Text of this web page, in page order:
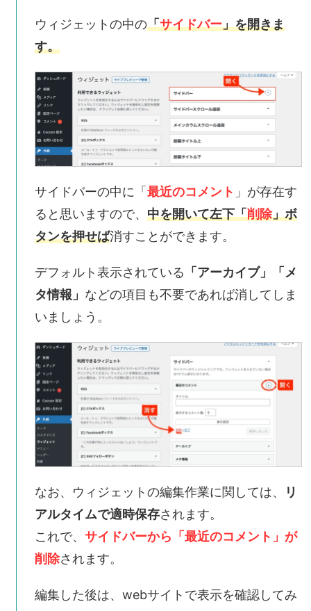
ウィジェットの中の「サイドバー」を開きま
す。
サイドバーの中に 「最近のコメント 」が存在す
ると思いますので、 中を開いて左下「削除」ボ
タンを押せば消すことができます。
デフォルト表示されている 「アーカイブ」
「メ
タ情報」 などの項目も不要であれば消してしま
いましょう。
なお、ウィジェットの編集作業に関しては、
リ
アルタイムで適時保存されます。
これで、 サイドバーから「最近のコメント」が
削除されます。
編集した後は、webサイトで表示を確認してみ